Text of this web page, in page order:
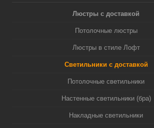
Люстры с доставкой
Потолочные люстры
Люстры в стиле Лофт
Светильники с доставкой
Потолочные светильники
Настенные светильники (бра)
Накладные светильники